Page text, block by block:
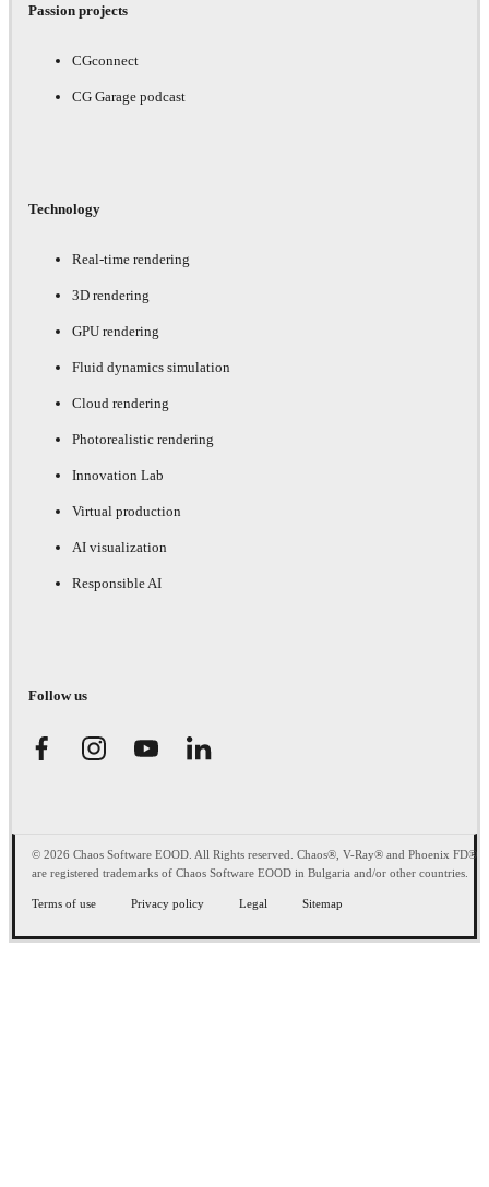
Passion projects
CGconnect
CG Garage podcast
Technology
Real-time rendering
3D rendering
GPU rendering
Fluid dynamics simulation
Cloud rendering
Photorealistic rendering
Innovation Lab
Virtual production
AI visualization
Responsible AI
Follow us
© 2026 Chaos Software EOOD. All Rights reserved. Chaos®, V-Ray® and Phoenix FD®
are registered trademarks of Chaos Software EOOD in Bulgaria and/or other countries.
Terms of use Privacy policy Legal Sitemap